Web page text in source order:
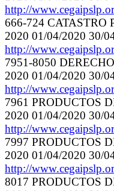
http://
666-724 CATASTRO
2020 01/04/2020 30/
http://
7951-8050
2020 01/04/2020 30/
http://
7961 PRODUCTOS
2020 01/04/2020 30/
http://
7997 PRODUCTOS
2020 01/04/2020 30/
http://
8017 PRODUCTOS